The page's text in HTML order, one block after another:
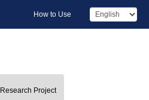
How to Use
Research Project